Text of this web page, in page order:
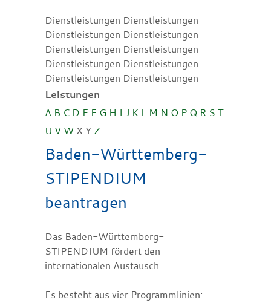
Dienstleistungen Dienstleistungen
Dienstleistungen Dienstleistungen
Dienstleistungen Dienstleistungen
Dienstleistungen Dienstleistungen
Dienstleistungen Dienstleistungen
Leistungen
A B C D E F G H I J K L M N O P Q R S T
U V W X Y Z
Baden-Württemberg-
STIPENDIUM
beantragen
Das Baden-Württemberg-
STIPENDIUM fördert den
internationalen Austausch.
Es besteht aus vier Programmlinien: